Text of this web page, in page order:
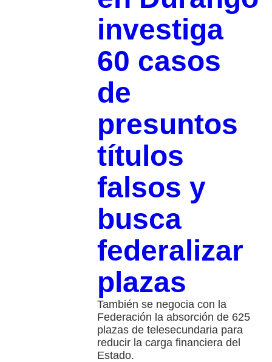
investiga
60 casos
de
presuntos
títulos
falsos y
busca
federalizar
plazas
También se negocia con la
Federación la absorción de 625
plazas de telesecundaria para
reducir la carga financiera del
Estado.